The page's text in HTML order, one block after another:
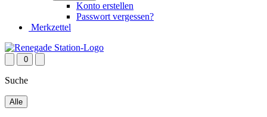
Konto erstellen
Passwort vergessen?
Merkzettel
0
Suche
Alle